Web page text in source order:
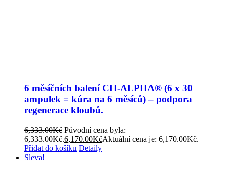
6 měsíčních balení CH-ALPHA® (6 x 30
ampulek = kúra na 6 měsíců) – podpora
regenerace kloubů.
6,333.00Kč Původní cena byla:
6,333.00Kč.6,170.00KčAktuální cena je: 6,170.00Kč.
Přidat do košíku Detaily
Sleva!